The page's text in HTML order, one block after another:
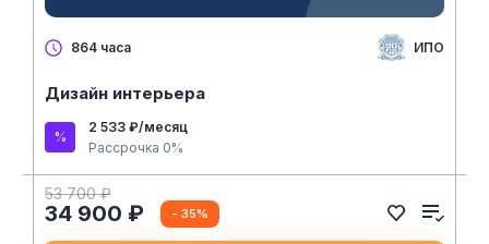
864 часа ИПО
Дизайн интерьера
2 533 ₽/месяц
Рассрочка 0%
53 700 ₽
34 900 ₽ - 35%